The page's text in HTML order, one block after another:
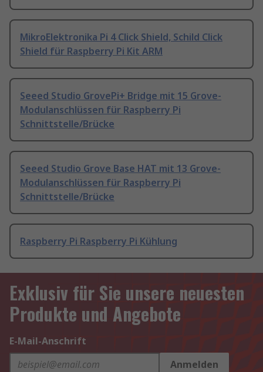
MikroElektronika Pi 4 Click Shield, Schild Click
Shield für Raspberry Pi Kit ARM
Seeed Studio GrovePi+ Bridge mit 15 Grove-
Modulanschlüssen für Raspberry Pi
Schnittstelle/Brücke
Seeed Studio Grove Base HAT mit 13 Grove-
Modulanschlüssen für Raspberry Pi
Schnittstelle/Brücke
Raspberry Pi Raspberry Pi Kühlung
Exklusiv für Sie unsere neuesten
Produkte und Angebote
E-Mail-Anschrift
Anmelden